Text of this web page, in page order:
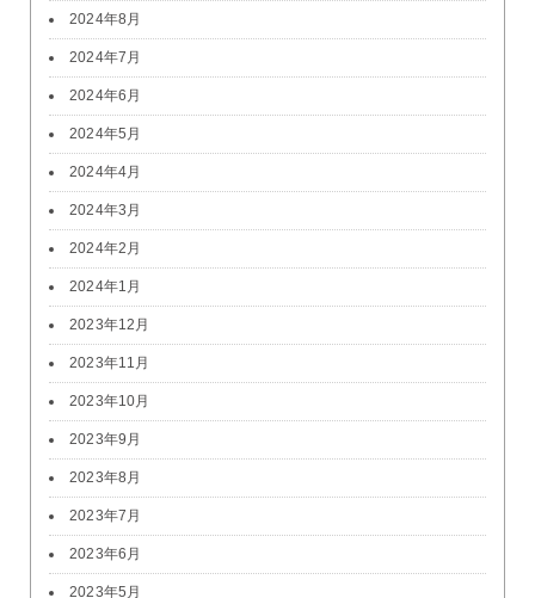
2024年8月
2024年7月
2024年6月
2024年5月
2024年4月
2024年3月
2024年2月
2024年1月
2023年12月
2023年11月
2023年10月
2023年9月
2023年8月
2023年7月
2023年6月
2023年5月